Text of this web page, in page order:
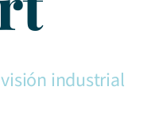
industrial